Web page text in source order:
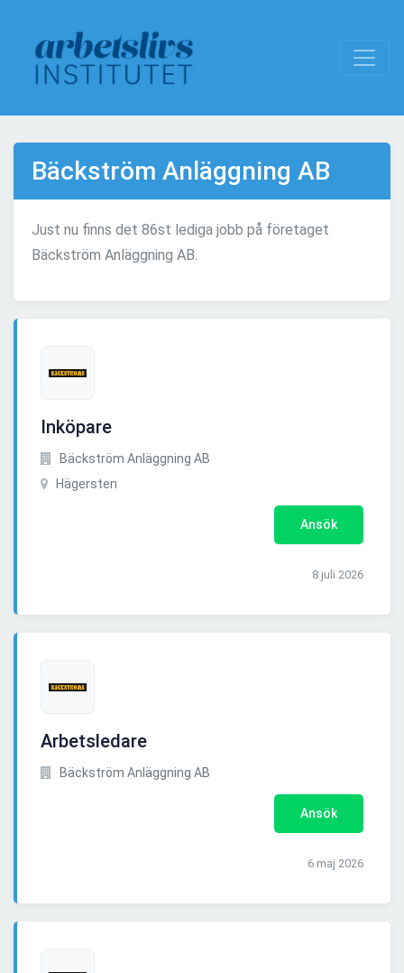
Bäckström Anläggning AB
Just nu finns det 86st lediga jobb på företaget
Bäckström Anläggning AB.
Inköpare
Bäckström Anläggning AB
Hägersten
Ansök
8 juli 2026
Arbetsledare
Bäckström Anläggning AB
Ansök
6 maj 2026